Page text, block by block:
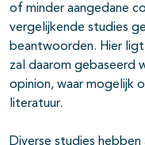
of minder aangedane
vergelijkende studies
beantwoorden. Hier ligt
zal daarom gebaseerd
opinion, waar mogelijk
literatuur.
Diverse studies